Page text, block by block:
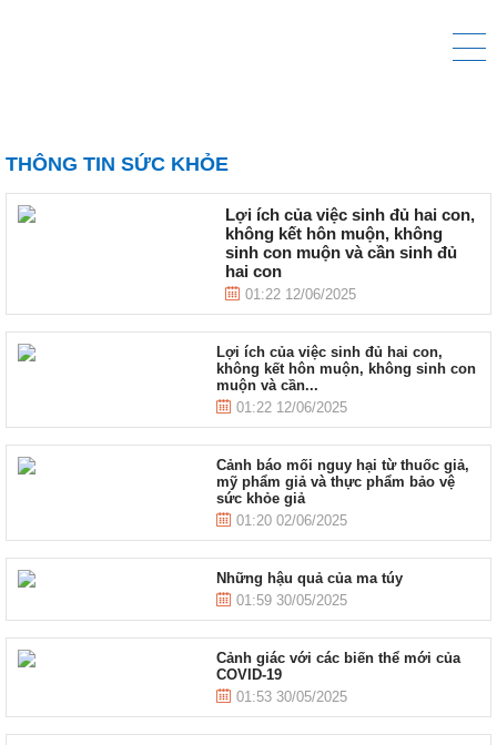
THÔNG TIN SỨC KHỎE
Lợi ích của việc sinh đủ hai con,
không kết hôn muộn, không
sinh con muộn và cần sinh đủ
hai con
01:22 12/06/2025
Lợi ích của việc sinh đủ hai con,
không kết hôn muộn, không sinh con
muộn và cần...
01:22 12/06/2025
Cảnh báo mối nguy hại từ thuốc giả,
mỹ phẩm giả và thực phẩm bảo vệ
sức khỏe giả
01:20 02/06/2025
Những hậu quả của ma túy
01:59 30/05/2025
Cảnh giác với các biến thể mới của
COVID-19
01:53 30/05/2025